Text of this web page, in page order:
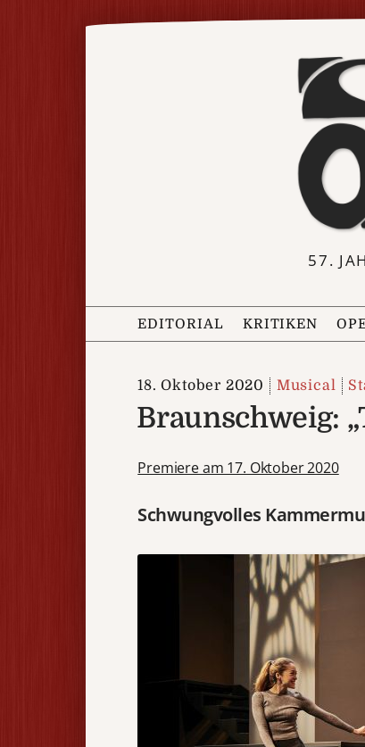
57.
EDITORIAL KRITIKEN
18. Oktober 2020 Musical
Braunschweig:
Premiere am 17. Oktober 2020
Schwungvolles